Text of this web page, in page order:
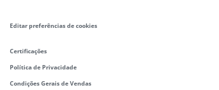
Editar preferências de cookies
Certificações
Política de Privacidade
Condições Gerais de Vendas